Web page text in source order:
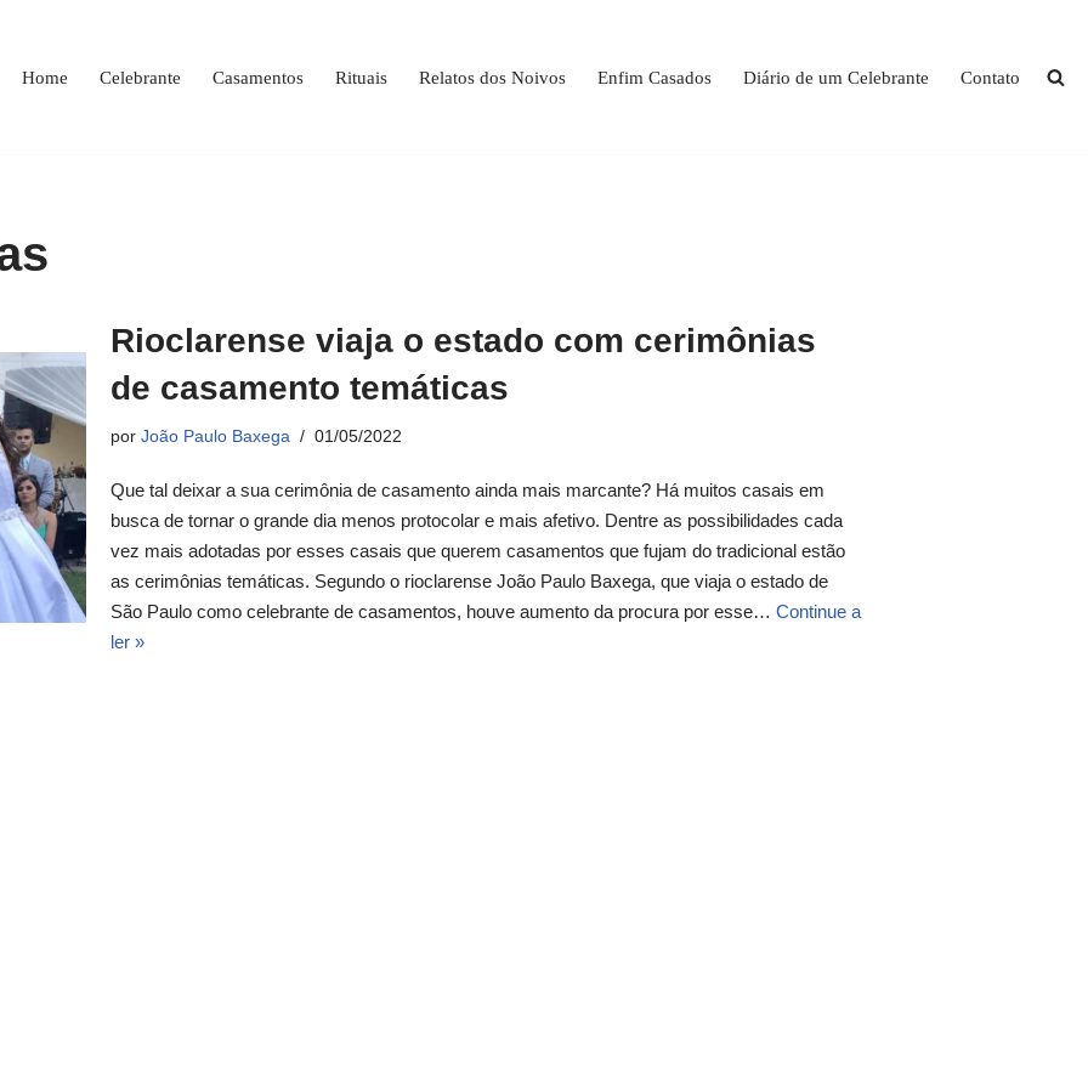
Home Celebrante Casamentos Rituais Relatos dos Noivos Enfim Casados Diário de um Celebrante Contato
Rioclarense viaja o estado com cerimônias
de casamento temáticas
porJoão Paulo Baxega 01/05/2022
Que tal deixar a sua cerimônia de casamento ainda mais marcante? Há muitos casais em
busca de tornar o grande dia menos protocolar e mais afetivo. Dentre as possibilidades cada
vez mais adotadas por esses casais que querem casamentos que fujam do tradicional estão
as cerimônias temáticas. Segundo o rioclarense João Paulo Baxega, que viaja o estado de
São Paulo como celebrante de casamentos, houve aumento da procura por esse…Continue a
ler »